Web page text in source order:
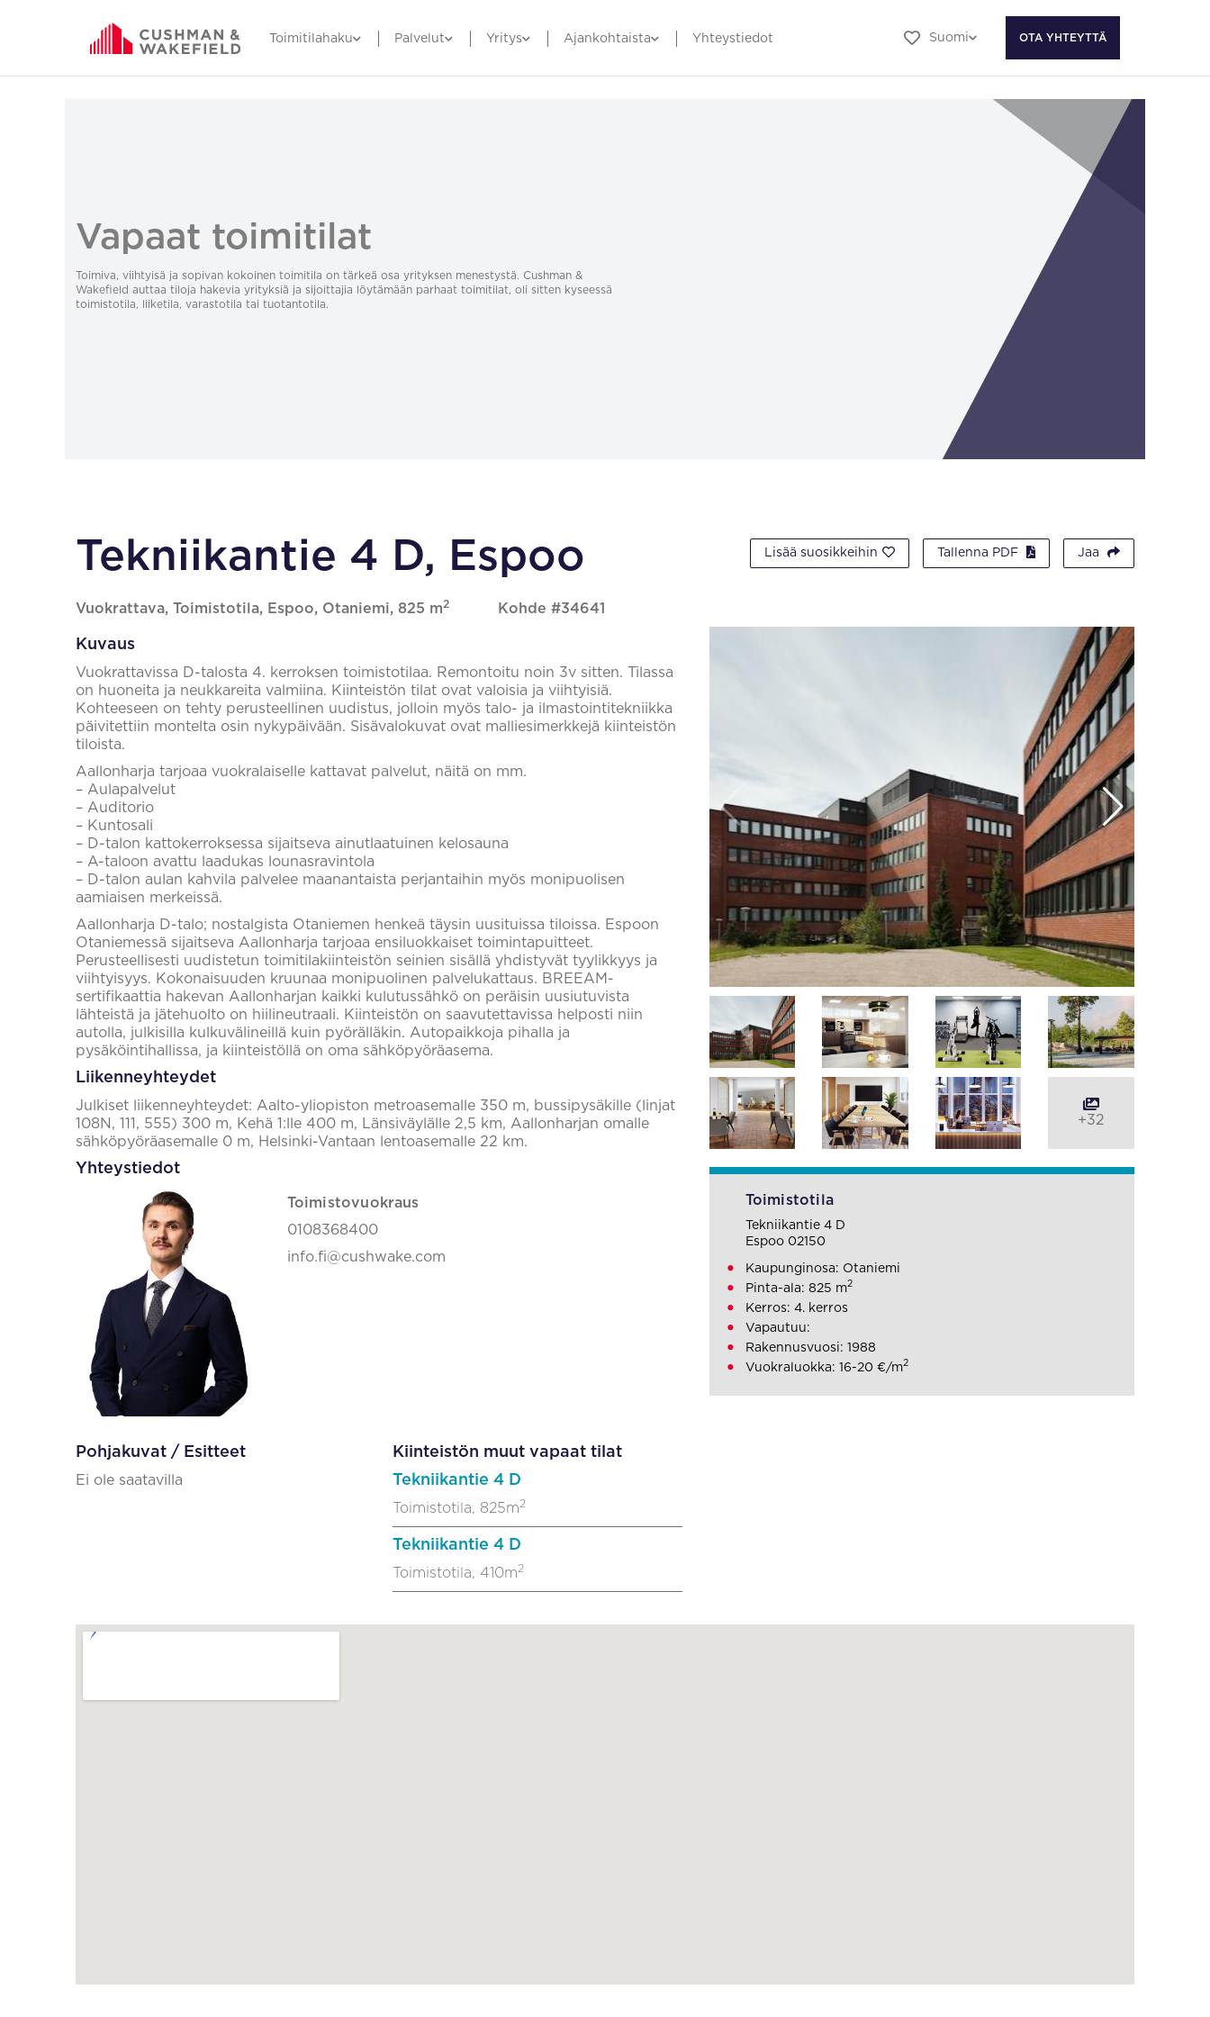
Toimitilahaku Palvelut Yritys Ajankohtaista Yhteystiedot Suomi OTA YHTEYTTÄ
Vapaat toimitilat
Toimiva, viihtyisä ja sopivan kokoinen toimitila on tärkeä osa yrityksen menestystä. Cushman &
Wakefield auttaa tiloja hakevia yrityksiä ja sijoittajia löytämään parhaat toimitilat, oli sitten kyseessä
toimistotila, liiketila, varastotila tai tuotantotila.
Tekniikantie 4 D, Espoo
Vuokrattava, Toimistotila, Espoo, Otaniemi, 825 m2 Kohde #34641
Lisää suosikkeihin Tallenna PDF Jaa
Kuvaus
Vuokrattavissa D-talosta 4. kerroksen toimistotilaa. Remontoitu noin 3v sitten. Tilassa
on huoneita ja neukkareita valmiina. Kiinteistön tilat ovat valoisia ja viihtyisiä.
Kohteeseen on tehty perusteellinen uudistus, jolloin myös talo- ja ilmastointitekniikka
päivitettiin montelta osin nykypäivään. Sisävalokuvat ovat malliesimerkkejä kiinteistön
tiloista.
Aallonharja tarjoaa vuokralaiselle kattavat palvelut, näitä on mm.
– Aulapalvelut
– Auditorio
– Kuntosali
– D-talon kattokerroksessa sijaitseva ainutlaatuinen kelosauna
– A-taloon avattu laadukas lounasravintola
– D-talon aulan kahvila palvelee maanantaista perjantaihin myös monipuolisen
aamiaisen merkeissä.
Aallonharja D-talo; nostalgista Otaniemen henkeä täysin uusituissa tiloissa. Espoon
Otaniemessä sijaitseva Aallonharja tarjoaa ensiluokkaiset toimintapuitteet.
Perusteellisesti uudistetun toimitilakiinteistön seinien sisällä yhdistyvät tyylikkyys ja
viihtyisyys. Kokonaisuuden kruunaa monipuolinen palvelukattaus. BREEAM-
sertifikaattia hakevan Aallonharjan kaikki kulutussähkö on peräisin uusiutuvista
lähteistä ja jätehuolto on hiilineutraali. Kiinteistön on saavutettavissa helposti niin
autolla, julkisilla kulkuvälineillä kuin pyörälläkin. Autopaikkoja pihalla ja
pysäköintihallissa, ja kiinteistöllä on oma sähköpyöräasema.
Liikenneyhteydet
Julkiset liikenneyhteydet: Aalto-yliopiston metroasemalle 350 m, bussipysäkille (linjat
108N, 111, 555) 300 m, Kehä 1:lle 400 m, Länsiväylälle 2,5 km, Aallonharjan omalle
sähköpyöräasemalle 0 m, Helsinki-Vantaan lentoasemalle 22 km.
Yhteystiedot
Toimistovuokraus
0108368400
info.fi@cushwake.com
Pohjakuvat / Esitteet
Ei ole saatavilla
Kiinteistön muut vapaat tilat
Tekniikantie 4 D
Toimistotila, 825m2
Tekniikantie 4 D
Toimistotila, 410m2
+32
Toimistotila
Tekniikantie 4 D
Espoo 02150
Kaupunginosa: Otaniemi
Pinta-ala: 825 m2
Kerros: 4. kerros
Vapautuu:
Rakennusvuosi: 1988
Vuokraluokka: 16-20 €/m2